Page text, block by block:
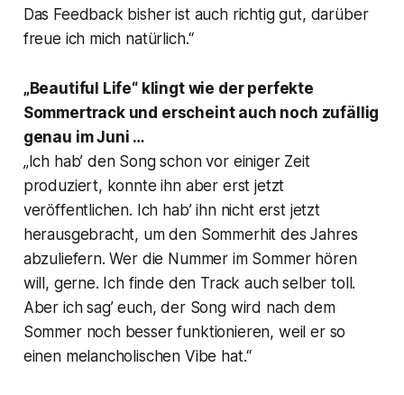
Das Feedback bisher ist auch richtig gut, darüber
freue ich mich natürlich.“
„Beautiful Life“ klingt wie der perfekte
Sommertrack und erscheint auch noch zufällig
genau im Juni …
„Ich hab’ den Song schon vor einiger Zeit
produziert, konnte ihn aber erst jetzt
veröffentlichen. Ich hab’ ihn nicht erst jetzt
herausgebracht, um den Sommerhit des Jahres
abzuliefern. Wer die Nummer im Sommer hören
will, gerne. Ich finde den Track auch selber toll.
Aber ich sag’ euch, der Song wird nach dem
Sommer noch besser funktionieren, weil er so
einen melancholischen Vibe hat.“